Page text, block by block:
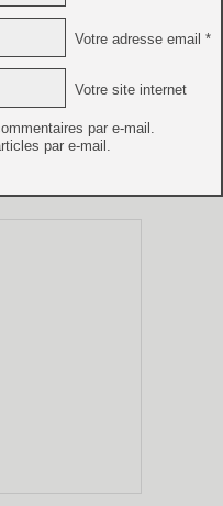
Votre adresse email *
Votre site internet
par e-mail.
par e-mail.